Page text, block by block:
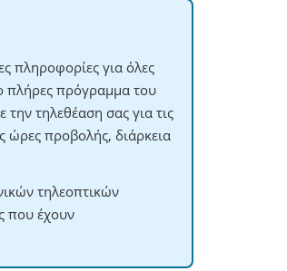
πληροφορίες για όλες
πλήρες πρόγραμμα του
τηλεθέαση σας για τις
ώρες προβολής, διάρκεια
τηλεοπτικών
που έχουν